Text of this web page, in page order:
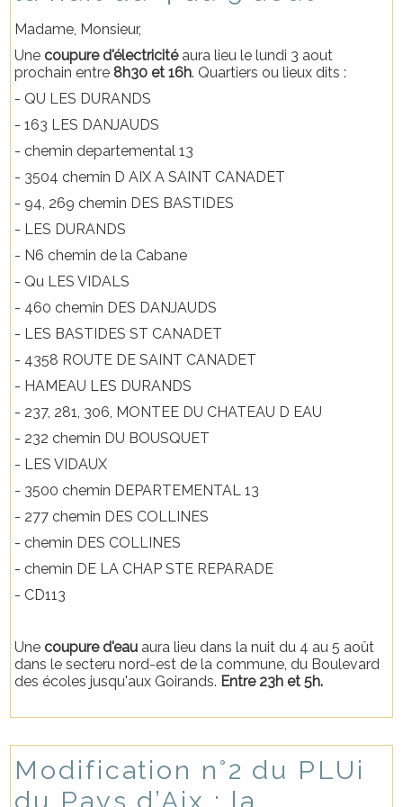
Madame, Monsieur,
Une coupure d'électricitéaura lieu le lundi 3 aout
prochain entre 8h30 et 16h. Quartiers ou lieux dits :
- QU LES DURANDS
- 163 LES DANJAUDS
- chemin departemental 13
- 3504 chemin D AIX A SAINT CANADET
- 94, 269 chemin DES BASTIDES
- LES DURANDS
- N6 chemin de la Cabane
- Qu LES VIDALS
- 460 chemin DES DANJAUDS
- LES BASTIDES ST CANADET
- 4358 ROUTE DE SAINT CANADET
- HAMEAU LES DURANDS
- 237, 281, 306, MONTEE DU CHATEAU D EAU
- 232 chemin DU BOUSQUET
- LES VIDAUX
- 3500 chemin DEPARTEMENTAL 13
- 277 chemin DES COLLINES
- chemin DES COLLINES
- chemin DE LA CHAP STE REPARADE
- CD113
Une coupure d'eau aura lieu dans la nuit du 4 au 5 août
dans le secteru nord-est de la commune, du Boulevard
des écoles jusqu'aux Goirands. Entre 23h et 5h.
Modification n°2 du PLUi
du Pays d’Aix : la